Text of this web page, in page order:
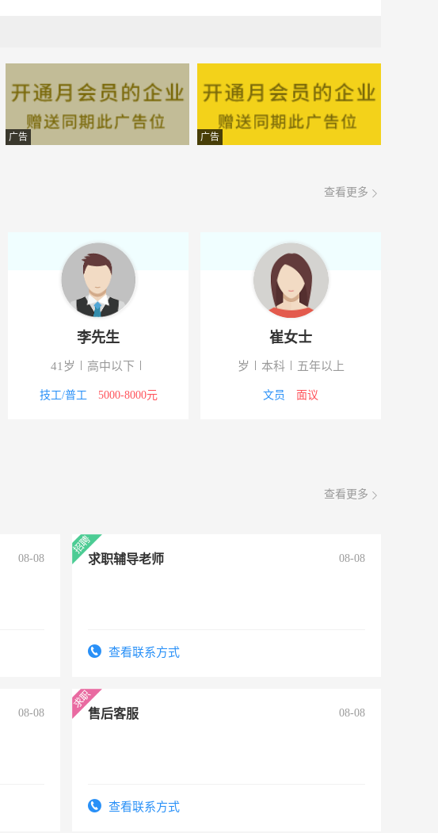
面议 08-08
面议 08-08
08-08
08-08
08-08
08-08
广告 广告
查看更多
李先生
41岁 高中以下
技工/普工 5000-8000元
崔女士
岁 本科 五年以上
文员 面议
查看更多
08-08 求职辅导老师 08-08
查看联系方式
08-08 售后客服 08-08
查看联系方式